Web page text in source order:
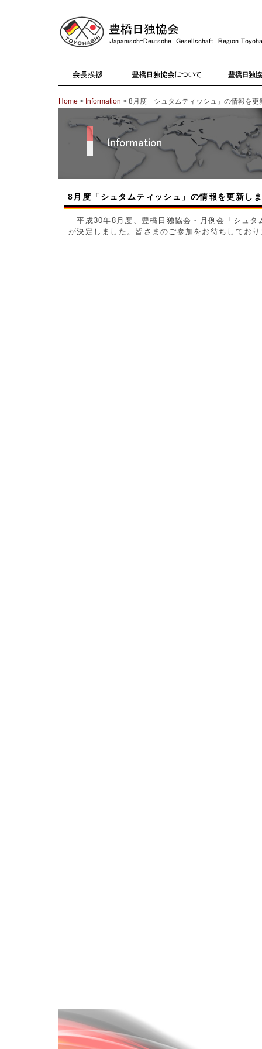
Home > Information > 8月度「シュタムティッシュ」の情報を更
8月度「シュタムティッシュ」の情報を更新し
平成30年8月度、豊橋日独協会・月例会「シュタ
が決定しました。皆さまのご参加をお待ちして